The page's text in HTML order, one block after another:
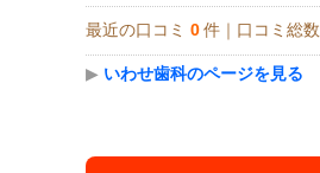
最近の口コミ 0 件｜口コミ総数
▶ いわせ歯科のページを見る